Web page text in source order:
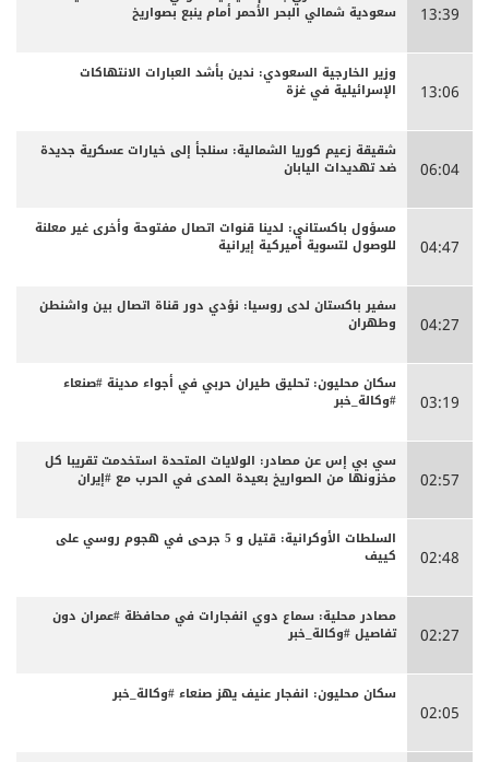
13:39 سعودية شمالي البحر الأحمر أمام ينبع بصواريخ
13:06
وزير الخارجية السعودي: ندين بأشد العبارات الانتهاكات
الإسرائيلية في غزة
06:04
شقيقة زعيم كوريا الشمالية: سنلجأ إلى خيارات عسكرية جديدة
ضد تهديدات اليابان
04:47
مسؤول باكستاني: لدينا قنوات اتصال مفتوحة وأخرى غير معلنة
للوصول لتسوية أميركية إيرانية
04:27
سفير باكستان لدى روسيا: نؤدي دور قناة اتصال بين واشنطن
وطهران
03:19
سكان محليون: تحليق طيران حربي في أجواء مدينة #صنعاء
#وكالة_خبر
02:57
سي بي إس عن مصادر: الولايات المتحدة استخدمت تقريبا كل
مخزونها من الصواريخ بعيدة المدى في الحرب مع #إيران
02:48
السلطات الأوكرانية: قتيل و 5 جرحى في هجوم روسي على
كييف
02:27
مصادر محلية: سماع دوي انفجارات في محافظة #عمران دون
تفاصيل #وكالة_خبر
02:05
سكان محليون: انفجار عنيف يهز صنعاء #وكالة_خبر